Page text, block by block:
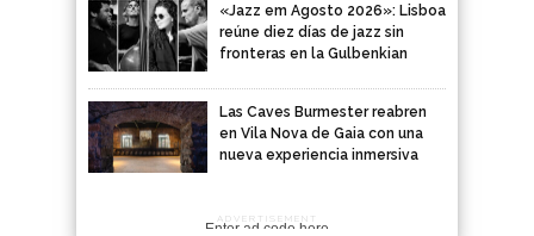
«Jazz em Agosto 2026»: Lisboa
reúne diez días de jazz sin
fronteras en la Gulbenkian
Las Caves Burmester reabren
en Vila Nova de Gaia con una
nueva experiencia inmersiva
ADVERTISEMENT
Enter ad code here